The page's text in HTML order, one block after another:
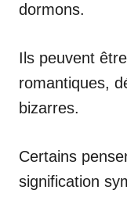
dormons.
Ils peuvent
romantiques,
bizarres.
Certains
signification